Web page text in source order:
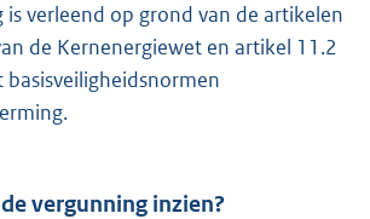
is verleend op grond van de artikelen
de Kernenergiewet en artikel 11.2
basisveiligheidsnormen
vergunning inzien?